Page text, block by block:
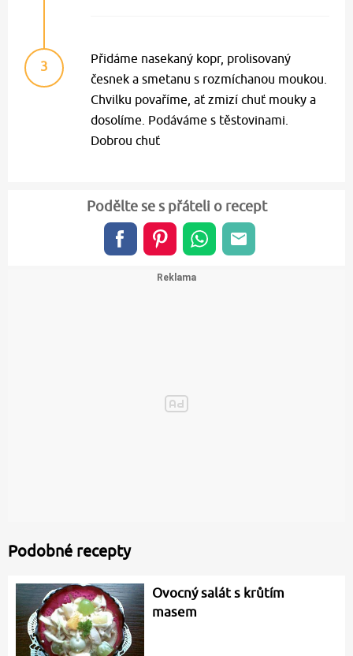
3
Přidáme nasekaný kopr, prolisovaný
česnek a smetanu s rozmíchanou moukou.
Chvilku povaříme, ať zmizí chuť mouky a
dosolíme. Podáváme s těstovinami.
Dobrou chuť
Podělte se s přáteli o recept
Podobné recepty
Ovocný salát s krůtím
masem